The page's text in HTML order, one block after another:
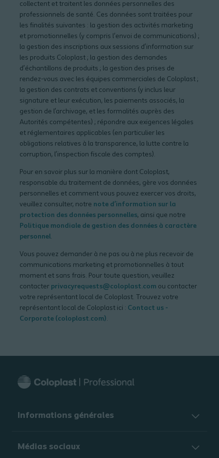
collectent et traitent les données personnelles des
professionnels de santé. Ces données sont traitées pour
les finalités suivantes : la gestion des activités marketing
et promotionnelles (y compris l'envoi de communications) ;
la gestion des inscriptions aux sessions d’information sur
les produits Coloplast ; la gestion des demandes
d’échantillons de produits ; la gestion des prises de
rendez-vous avec les équipes commerciales de Coloplast ;
la gestion des contrats et conventions (y inclus leur
signature et leur exécution, les paiements associés, la
gestion de l’archivage, et les formalités auprès des
Autorités compétentes) ; répondre aux exigences légales
et réglementaires applicables (en particulier les
obligations relatives à la transparence, la lutte contre la
corruption, l’inspection fiscale des comptes).
Pour en savoir plus sur la manière dont Coloplast,
responsable du traitement de données, gère vos données
personnelles et comment vous pouvez exercer vos droits,
veuillez consulter, notre note d’information sur la
protection des données personnelles, ainsi que notre
Politique mondiale de gestion des données à caractère
personnel.
Vous pouvez demander à ne pas ou à ne plus recevoir de
communications marketing et promotionnelles à tout
moment et sans frais. Pour toute question, veuillez
contacter privacyrequests@coloplast.com ou contacter
votre représentant local de Coloplast. Trouvez votre
représentant local de Coloplast ici : Contact us -
Corporate (coloplast.com).
Informations générales​
Médias sociaux